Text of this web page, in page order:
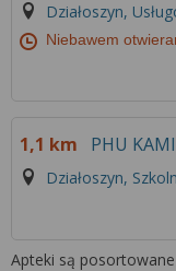
Działoszyn,
Niebawem
1,1 km PHU
Działoszyn,
Apteki są
Więcej informacji
narzędzi